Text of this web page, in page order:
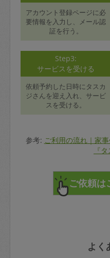
アカウント登録ページに必
要情報を入力し、メール認
証を行う。
Step3:
サービスを受ける
依頼予約した日時にタスカ
ジさんを迎え入れ、サービ
スを受ける。
参考: ご利用の流れ｜家
『
よく